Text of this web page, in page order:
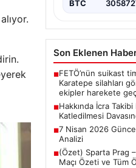
BTC
Son Eklenen
■FETÖ’nün suikast
Karatepe silahları
ekipler harekete
■Hakkında İcra
Katledilmesi
■7 Nisan 2026
Analizi
■(Özet) Sparta Prag
Maçı Özeti ve Tüm